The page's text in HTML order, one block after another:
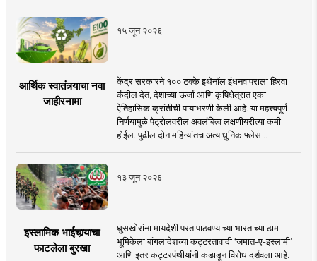
१५ जून २०२६
आर्थिक स्वातंत्र्याचा नवा
जाहीरनामा
केंद्र सरकारने १०० टक्के इथेनॉल इंधनवापराला हिरवा
कंदील देत, देशाच्या ऊर्जा आणि कृषिक्षेत्रात एका
ऐतिहासिक क्रांतीची पायाभरणी केली आहे. या महत्त्वपूर्ण
निर्णयामुळे पेट्रोलवरील अवलंबित्व लक्षणीयरीत्या कमी
होईल. पुढील दोन महिन्यांतच अत्याधुनिक फ्लेस ..
१३ जून २०२६
इस्लामिक भाईचार्‍याचा
फाटलेला बुरखा
घुसखोरांना मायदेशी परत पाठवण्याच्या भारताच्या ठाम
भूमिकेला बांगलादेशच्या कट्टरतावादी ‘जमात-ए-इस्लामी’
आणि इतर कट्टरपंथीयांनी कडाडून विरोध दर्शवला आहे.